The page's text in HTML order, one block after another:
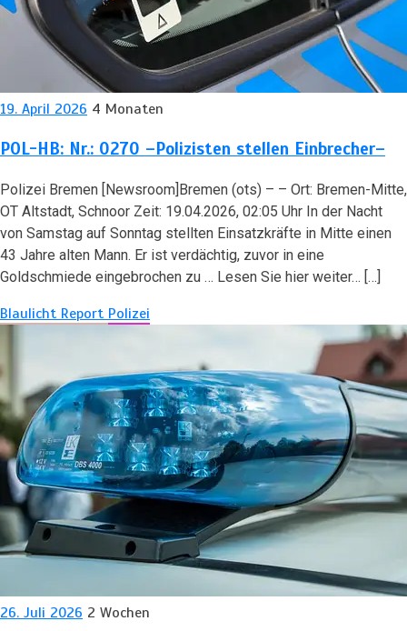
19. April 2026 4 Monaten
POL-HB: Nr.: 0270 –Polizisten stellen Einbrecher–
Polizei Bremen [Newsroom]Bremen (ots) – – Ort: Bremen-Mitte,
OT Altstadt, Schnoor Zeit: 19.04.2026, 02:05 Uhr In der Nacht
von Samstag auf Sonntag stellten Einsatzkräfte in Mitte einen
43 Jahre alten Mann. Er ist verdächtig, zuvor in eine
Goldschmiede eingebrochen zu … Lesen Sie hier weiter… […]
Blaulicht Report Polizei
26. Juli 2026 2 Wochen